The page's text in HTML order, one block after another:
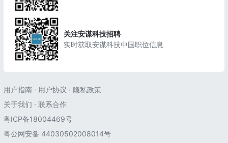
关注安谋科技招聘
实时获取安谋科技中国职位信息
用户指南 · 用户协议 · 隐私政策
关于我们 · 联系合作
粤ICP备18004469号
粤公网安备 44030502008014号